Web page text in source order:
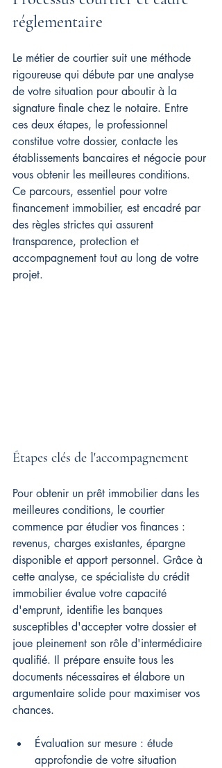
réglementaire
Le métier de courtier suit une méthode
rigoureuse qui débute par une analyse
de votre situation pour aboutir à la
signature finale chez le notaire. Entre
ces deux étapes, le professionnel
constitue votre dossier, contacte les
établissements bancaires et négocie pour
vous obtenir les meilleures conditions.
Ce parcours, essentiel pour votre
financement immobilier, est encadré par
des règles strictes qui assurent
transparence, protection et
accompagnement tout au long de votre
projet.
Étapes clés de l'accompagnement
Pour obtenir un prêt immobilier dans les
meilleures conditions, le courtier
commence par étudier vos finances :
revenus, charges existantes, épargne
disponible et apport personnel. Grâce à
cette analyse, ce spécialiste du crédit
immobilier évalue votre capacité
d'emprunt, identifie les banques
susceptibles d'accepter votre dossier et
joue pleinement son rôle d'intermédiaire
qualifié. Il prépare ensuite tous les
documents nécessaires et élabore un
argumentaire solide pour maximiser vos
chances.
Évaluation sur mesure : étude
approfondie de votre situation